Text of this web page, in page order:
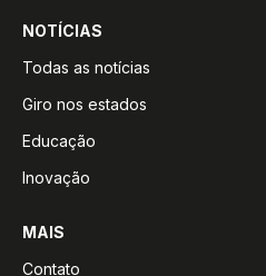
NOTÍCIAS
Todas as notícias
Giro nos estados
Educação
Inovação
MAIS
Contato